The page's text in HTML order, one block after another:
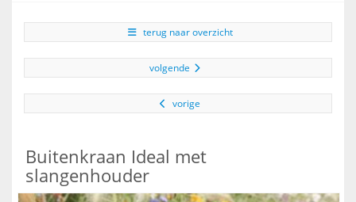
terug naar overzicht
volgende
vorige
Buitenkraan Ideal met
slangenhouder